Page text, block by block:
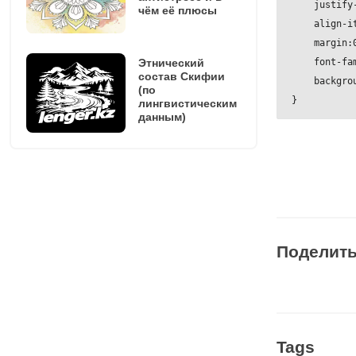
чём её плюсы
Этнический
состав Скифии
(по
лингвистическим
данным)
justify-
align-
font-
}
ul li{
Tags